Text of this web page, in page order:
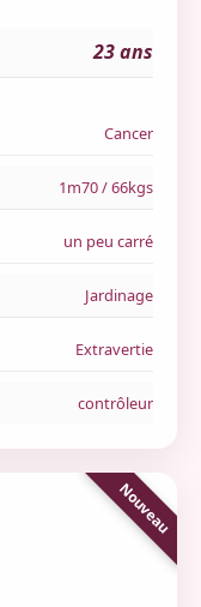
23 ans
Cancer
1m70 / 66kgs
un peu carré
Jardinage
Extravertie
contrôleur